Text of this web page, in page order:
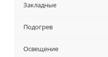
Закладные
Подогрев
Освещение